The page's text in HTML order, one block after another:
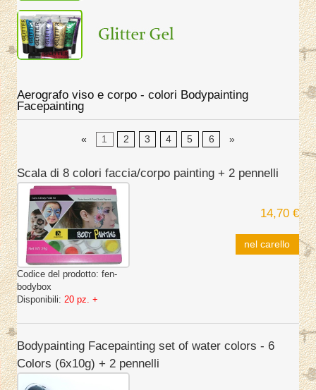
Aerografo viso e corpo - colori Bodypainting
Facepainting
« 1 2 3 4 5 6 »
Scala di 8 colori faccia/corpo painting + 2 pennelli
Codice del prodotto: fen-
bodybox
Disponibili: 20 pz. +
14,70 €
nel carello
Bodypainting Facepainting set of water colors - 6
Colors (6x10g) + 2 pennelli